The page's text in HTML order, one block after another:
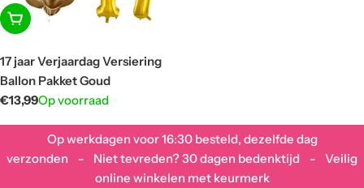
In winkelwagen
17 jaar Verjaardag Versiering
Ballon Pakket Goud
Normale
€13,99Op voorraad
Op werkdagen voor 16:30 besteld, dezelfde dag
verzonden - Niet tevreden? 30 dagen bedenktijd - Veilig
online winkelen met keurmerk